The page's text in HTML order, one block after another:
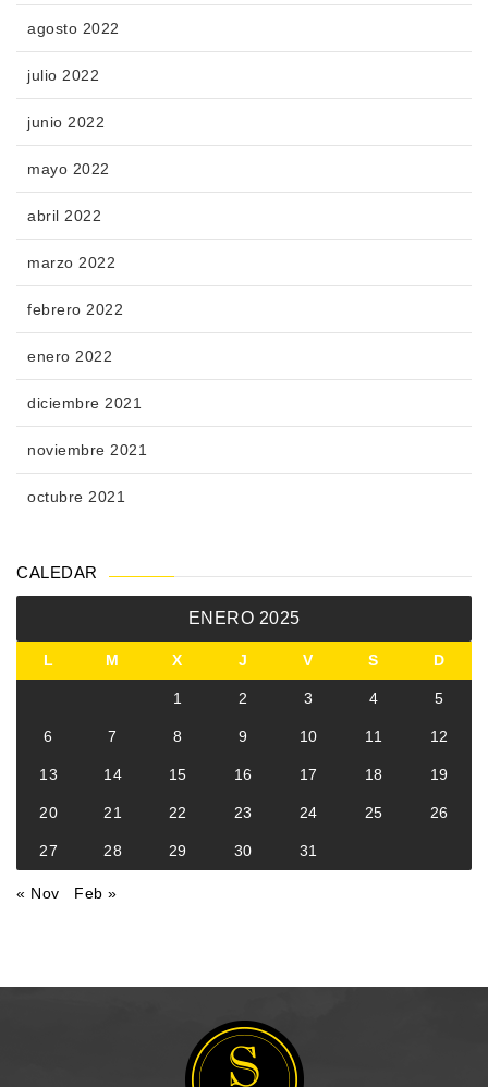
agosto 2022
julio 2022
junio 2022
mayo 2022
abril 2022
marzo 2022
febrero 2022
enero 2022
diciembre 2021
noviembre 2021
octubre 2021
CALEDAR
ENERO 2025
L M X J V S D
1 2 3 4 5
6 7 8 9 10 11 12
13 14 15 16 17 18 19
20 21 22 23 24 25 26
27 28 29 30 31
« Nov Feb »